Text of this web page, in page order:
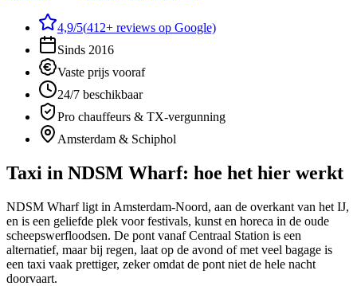
4,9/5(412+ reviews op Google)
Sinds 2016
Vaste prijs vooraf
24/7 beschikbaar
Pro chauffeurs & TX-vergunning
Amsterdam & Schiphol
Taxi in NDSM Wharf: hoe het hier werkt
NDSM Wharf ligt in Amsterdam-Noord, aan de overkant van het IJ,
en is een geliefde plek voor festivals, kunst en horeca in de oude
scheepswerfloodsen. De pont vanaf Centraal Station is een
alternatief, maar bij regen, laat op de avond of met veel bagage is
een taxi vaak prettiger, zeker omdat de pont niet de hele nacht
doorvaart.